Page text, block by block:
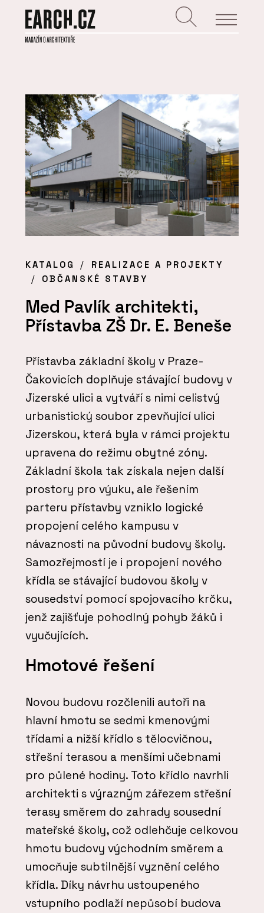
KATALOG
REALIZACE A PROJEKTY
OBČANSKÉ STAVBY
Med Pavlík architekti,
Přístavba ZŠ Dr. E. Beneše
Přístavba základní školy v Praze-
Čakovicích doplňuje stávající budovy v
Jizerské ulici a vytváří s nimi celistvý
urbanistický soubor zpevňující ulici
Jizerskou, která byla v rámci projektu
upravena do režimu obytné zóny.
Základní škola tak získala nejen další
prostory pro výuku, ale řešením
parteru přístavby vzniklo logické
propojení celého kampusu v
návaznosti na původní budovy školy.
Samozřejmostí je i propojení nového
křídla se stávající budovou školy v
sousedství pomocí spojovacího krčku,
jenž zajišťuje pohodlný pohyb žáků i
vyučujících.
Hmotové řešení
Novou budovu rozčlenili autoři na
hlavní hmotu se sedmi kmenovými
třídami a nižší křídlo s tělocvičnou,
střešní terasou a menšími učebnami
pro půlené hodiny. Toto křídlo navrhli
architekti s výrazným zářezem střešní
terasy směrem do zahrady sousední
mateřské školy, což odlehčuje celkovou
hmotu budovy východním směrem a
umocňuje subtilnější vyznění celého
křídla. Díky návrhu ustoupeného
vstupního podlaží nepůsobí budova